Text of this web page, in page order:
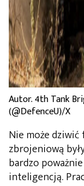
Autor. 4th Tank
(@DefenceU)/X
Nie może dziwić
zbrojeniową
bardzo
inteligencją.